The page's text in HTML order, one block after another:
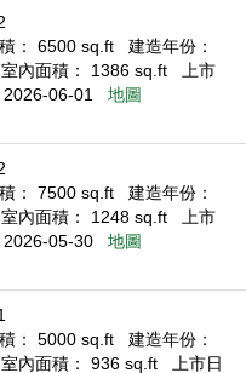
： 6500 sq.ft
建造年份：
室內面積： 1386 sq.ft
上市
2026-06-01
地圖
： 7500 sq.ft
建造年份：
室內面積： 1248 sq.ft
上市
2026-05-30
地圖
： 5000 sq.ft
建造年份：
室內面積： 936 sq.ft 上市日